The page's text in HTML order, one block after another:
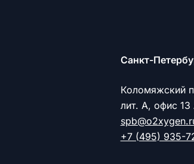
Cанкт-
Коломяжский
лит. А, офис 13
+7 (495) 935-